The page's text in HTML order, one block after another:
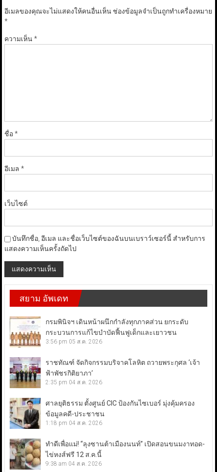
อีเมลของคุณจะไม่แสดงให้คนอื่นเห็น ช่องข้อมูลจำเป็นถูกทำเครื่องหมาย
*
ความเห็น*
ชื่อ*
อีเมล *
เว็บไซต์
บันทึกชื่อ, อีเมล และชื่อเว็บไซต์ของฉันบนเบราว์เซอร์นี้ สำหรับการ
แสดงความเห็นครั้งถัดไป
สยาม อัพเดท
กรมพินิจฯ เดินหน้าผนึกกำลังทุกภาคส่วน ยกระดับ
กระบวนการแก้ไขบำบัดฟื้นฟูเด็กและเยาวชน
3:56 pm 05 ส.ค. 2026
ราชทัณฑ์ จัดกิจกรรมบริจาคโลหิต ถวายพระกุศล ‘เจ้า
ฟ้าพัชรกิติยาภา’
2:35 pm 04 ส.ค. 2026
ศาลยุติธรรม ตั้งศูนย์ CIC ป้องกันไซเบอร์ มุ่งคุ้มครอง
ข้อมูลคดี-ประชาชน
1:18 pm 04 ส.ค. 2026
ทำดีเพื่อแม่! “ลุงซานต้าเมืองนนท์” เปิดสอนขนมงาทอด-
ไข่หงส์ฟรี 12 ส.ค.นี้
9:38 am 04 ส.ค. 2026